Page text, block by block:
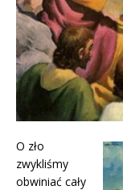
O zło
zwykliśmy
obwiniać cały